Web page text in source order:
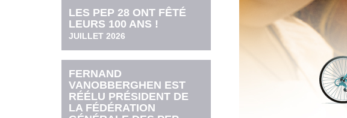
LES PEP 28 ONT FÊTÉ
LEURS 100 ANS !
JUILLET 2026
FERNAND
VANOBBERGHEN EST
RÉÉLU PRÉSIDENT DE
LA FÉDÉRATION